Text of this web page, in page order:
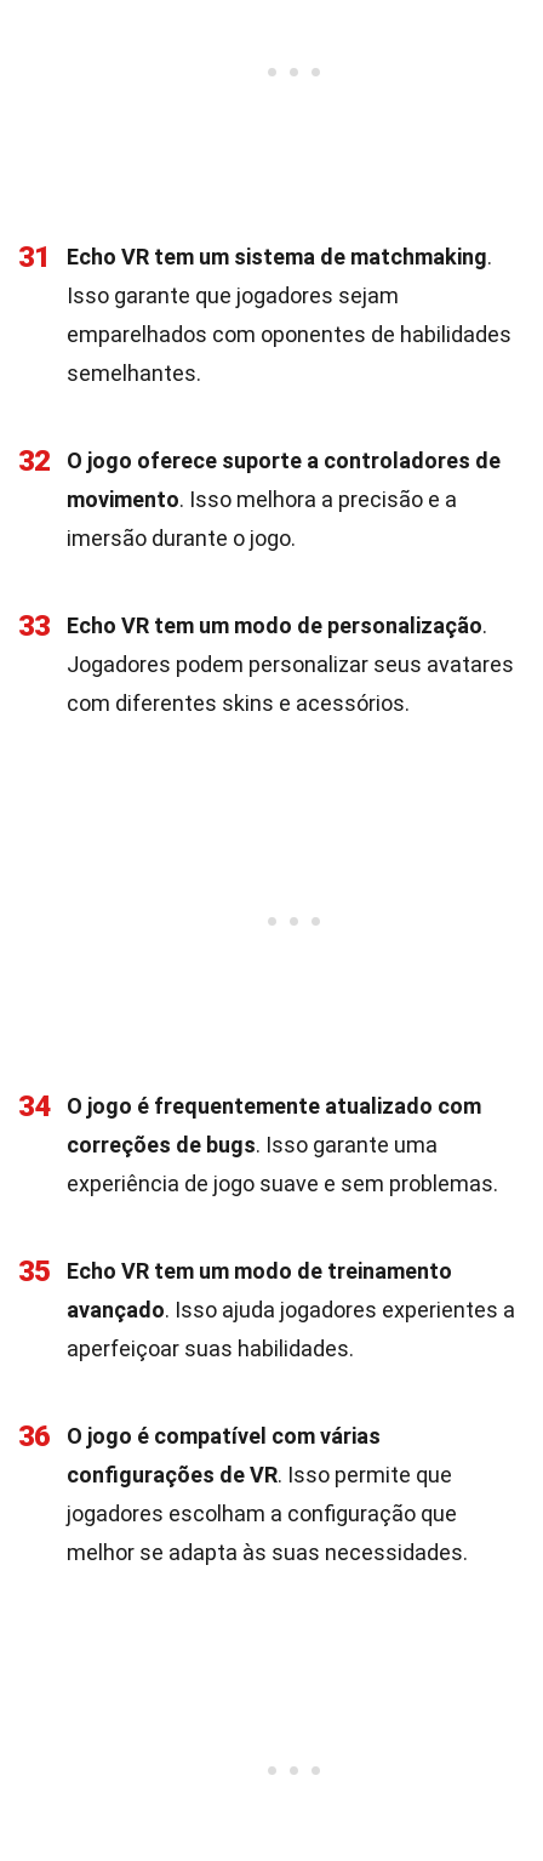
31 Echo VR tem um sistema de matchmaking.
Isso garante que jogadores sejam
emparelhados com oponentes de habilidades
semelhantes.
32
O jogo oferece suporte a controladores de
movimento. Isso melhora a precisão e a
imersão durante o jogo.
33 Echo VR tem um modo de personalização.
Jogadores podem personalizar seus avatares
com diferentes skins e acessórios.
34
O jogo é frequentemente atualizado com
correções de bugs. Isso garante uma
experiência de jogo suave e sem problemas.
35
Echo VR tem um modo de treinamento
avançado. Isso ajuda jogadores experientes a
aperfeiçoar suas habilidades.
36
O jogo é compatível com várias
configurações de VR. Isso permite que
jogadores escolham a configuração que
melhor se adapta às suas necessidades.